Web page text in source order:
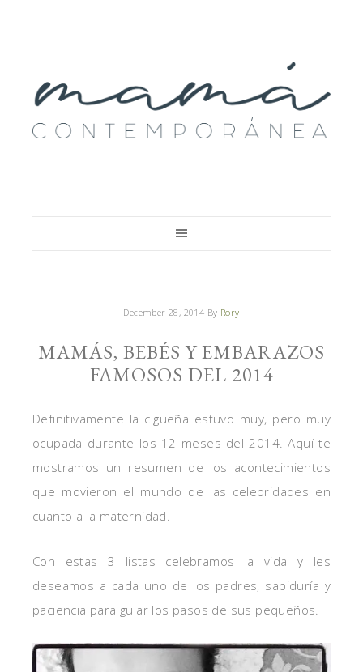
December 28, 2014 By Rory
MAMÁS, BEBÉS Y EMBARAZOS
FAMOSOS DEL 2014
Definitivamente la cigüeña estuvo muy, pero muy
ocupada durante los 12 meses del 2014. Aquí te
mostramos un resumen de los acontecimientos
que movieron el mundo de las celebridades en
cuanto a la maternidad.
Con estas 3 listas celebramos la vida y les
deseamos a cada uno de los padres, sabiduría y
paciencia para guiar los pasos de sus pequeños.